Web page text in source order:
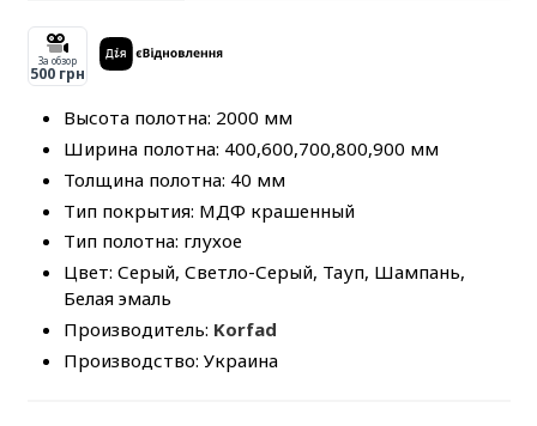
За обзор
500 грн
Высота полотна: 2000 мм
Ширина полотна: 400,600,700,800,900 мм
Толщина полотна: 40 мм
Тип покрытия: МДФ крашенный
Тип полотна: глухое
Цвет: Серый, Светло-Серый, Тауп, Шампань,
Белая эмаль
Производитель: Korfad
Производство: Украина